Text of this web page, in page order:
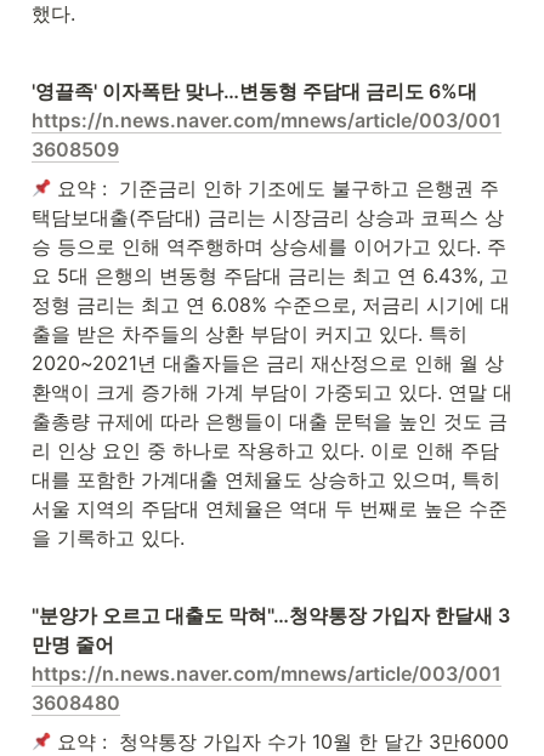
했다.
https://n.news.naver.com/mnews/article/003/001
3608509
요약 :  기준금리 인하 기조에도 불구하고 은행권 주
택담보대출(주담대) 금리는 시장금리 상승과 코픽스 상
승 등으로 인해 역주행하며 상승세를 이어가고 있다. 주
요 5대 은행의 변동형 주담대 금리는 최고 연 6.43%, 고
정형 금리는 최고 연 6.08% 수준으로, 저금리 시기에 대
출을 받은 차주들의 상환 부담이 커지고 있다. 특히
2020~2021년 대출자들은 금리 재산정으로 인해 월 상
환액이 크게 증가해 가계 부담이 가중되고 있다. 연말 대
출총량 규제에 따라 은행들이 대출 문턱을 높인 것도 금
리 인상 요인 중 하나로 작용하고 있다. 이로 인해 주담
대를 포함한 가계대출 연체율도 상승하고 있으며, 특히
서울 지역의 주담대 연체율은 역대 두 번째로 높은 수준
을 기록하고 있다.
"분양가 오르고 대출도 막혀"…청약통장 가입자 한달새 3
https://n.news.naver.com/mnews/article/003/001
3608480
요약 :  청약통장 가입자 수가 10월 한 달간 3만6000